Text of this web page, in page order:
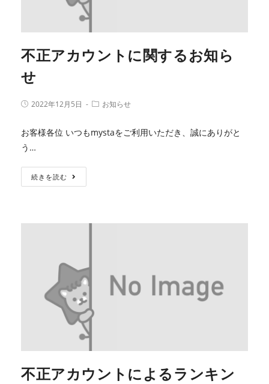
不正アカウントに関するお知ら
せ
2022年12月5日 お知らせ
お客様各位 いつもmystaをご利用いただき、誠にありがと
う…
続きを読む
不正アカウントによるランキン